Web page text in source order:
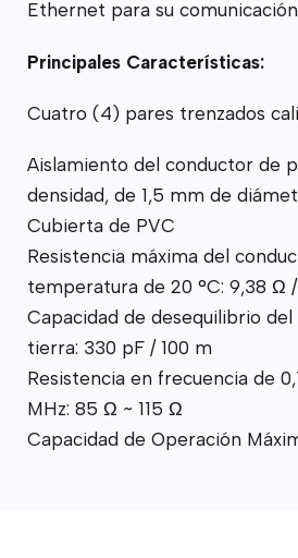
Ethernet para su
Principales Características:
Cuatro (4) pares trenzados
Aislamiento del conductor de
densidad, de 1,5 mm de
Cubierta de PVC
Resistencia máxima del
temperatura de 20 °C: 9,38 Ω /
Capacidad de desequilibrio
tierra: 330 pF / 100 m
Resistencia en frecuencia de
MHz: 85 Ω ~ 115 Ω
Capacidad de Operación